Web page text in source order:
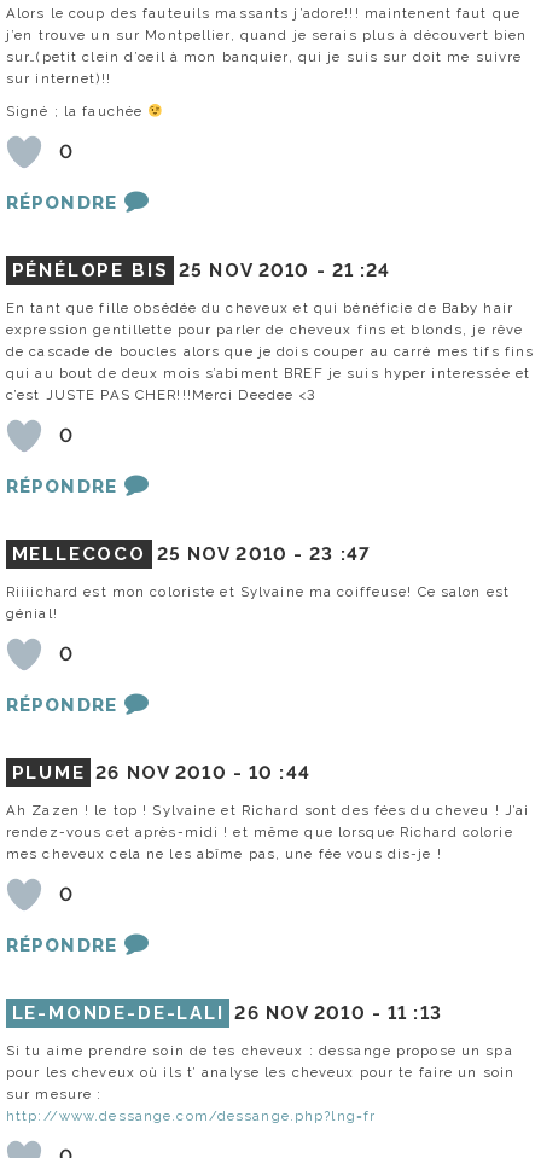
Alors le coup des fauteuils massants j’adore!!! maintenent faut que
j’en trouve un sur Montpellier, quand je serais plus à découvert bien
sur…(petit clein d’oeil à mon banquier, qui je suis sur doit me suivre
sur internet)!!
Signé ; la fauchée
0
RÉPONDRE
PÉNÉLOPE BIS 25 NOV 2010 - 21 :24
En tant que fille obsédée du cheveux et qui bénéficie de Baby hair
expression gentillette pour parler de cheveux fins et blonds, je rêve
de cascade de boucles alors que je dois couper au carré mes tifs fins
qui au bout de deux mois s’abiment BREF je suis hyper interessée et
c’est JUSTE PAS CHER!!!Merci Deedee <3
0
RÉPONDRE
MELLECOCO 25 NOV 2010 -23 :47
Riiiichard est mon coloriste et Sylvaine ma coiffeuse! Ce salon est
génial!
0
RÉPONDRE
PLUME 26 NOV 2010 -10 :44
Ah Zazen ! le top ! Sylvaine et Richard sont des fées du cheveu ! J’ai
rendez-vous cet après-midi ! et même que lorsque Richard colorie
mes cheveux cela ne les abîme pas, une fée vous dis-je !
0
RÉPONDRE
LE-MONDE-DE-LALI 26 NOV 2010 -11 :13
Si tu aime prendre soin de tes cheveux : dessange propose un spa
pour les cheveux où ils t’ analyse les cheveux pour te faire un soin
sur mesure :
http://www.dessange.com/dessange.php?lng=fr